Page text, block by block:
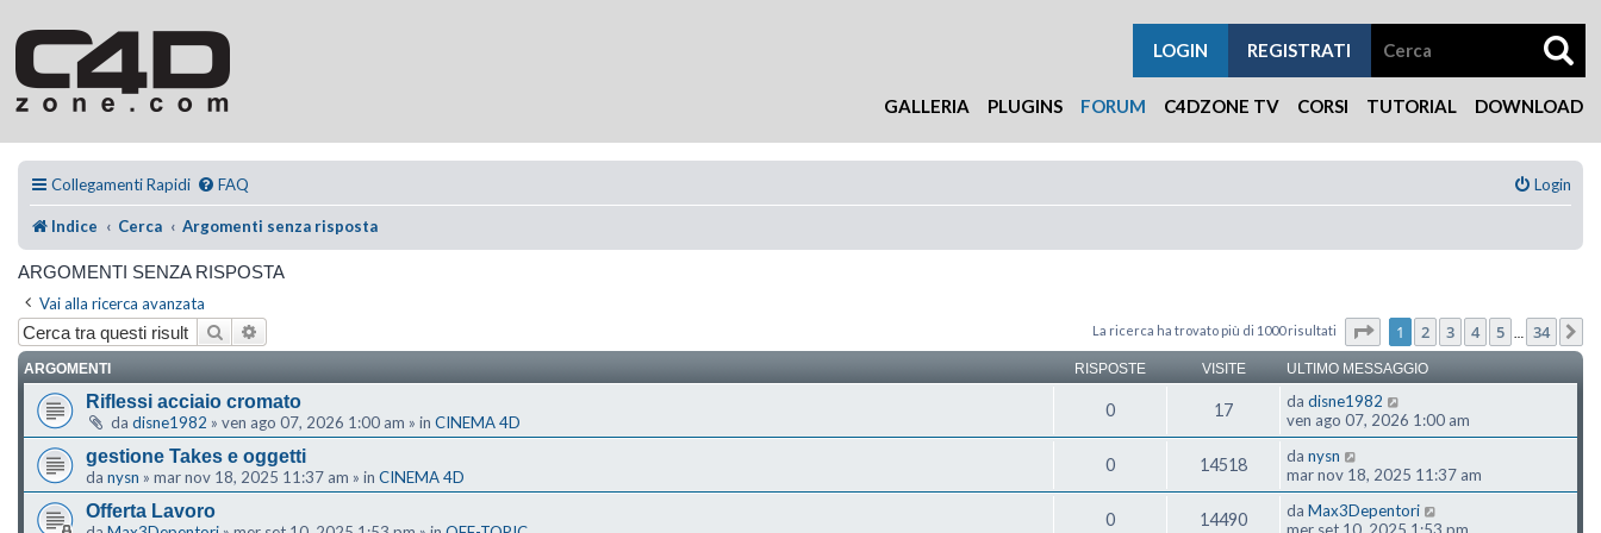
GALLERIA PLUGINS FORUM C4DZONE TV CORSI TUTORIAL DOWNLOAD
REGISTRATI
LOGIN
Collegamenti Rapidi FAQ Login
Indice Cerca Argomenti senza risposta
ARGOMENTI SENZA RISPOSTA
Vai alla ricerca avanzata
Cerca La ricerca ha trovato più di 1000 risultati Pagina di 34
1 2 3 4 5 34
ARGOMENTI RISPOSTE VISITE ULTIMO MESSAGGIO
Riflessi acciaio cromato
da disne1982 » ven ago 07, 2026 1:00 am » in CINEMA 4D
0 17 da disne1982
ven ago 07, 2026 1:00 am
gestione Takes e oggetti
da nysn » mar nov 18, 2025 11:37 am » in CINEMA 4D
0 14518 da nysn
mar nov 18, 2025 11:37 am
Offerta Lavoro 0 14490 da Max3Depentori